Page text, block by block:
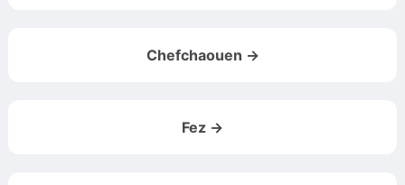
Chefchaouen →
Fez →